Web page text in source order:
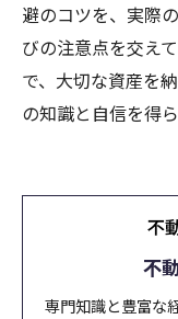
避のコツを、実際
びの注意点を交え
で、大切な資産を
の知識と自信を得ら
不
専門知識と豊富な